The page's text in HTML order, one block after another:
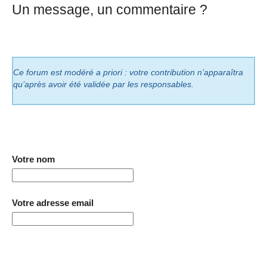
Un message, un commentaire ?
Ce forum est modéré a priori : votre contribution n’apparaîtra
qu’après avoir été validée par les responsables.
Votre nom
Votre adresse email